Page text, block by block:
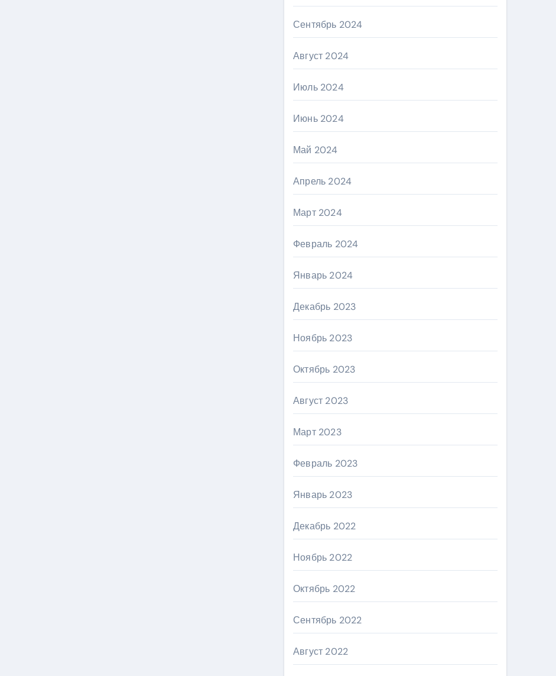
Сентябрь 2024
Август 2024
Июль 2024
Июнь 2024
Май 2024
Апрель 2024
Март 2024
Февраль 2024
Январь 2024
Декабрь 2023
Ноябрь 2023
Октябрь 2023
Август 2023
Март 2023
Февраль 2023
Январь 2023
Декабрь 2022
Ноябрь 2022
Октябрь 2022
Сентябрь 2022
Август 2022